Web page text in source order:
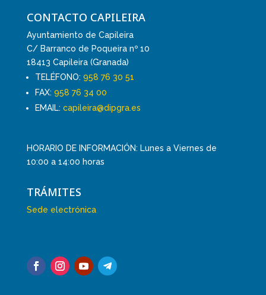
CONTACTO CAPILEIRA
Ayuntamiento de Capileira
C/ Barranco de Poqueira nº 10
18413 Capileira (Granada)
TELÉFONO: 958 76 30 51
FAX: 958 76 34 00
EMAIL: capileira@dipgra.es
HORARIO DE INFORMACIÓN: Lunes a Viernes de
10:00 a 14:00 horas
TRÁMITES
Sede electrónica